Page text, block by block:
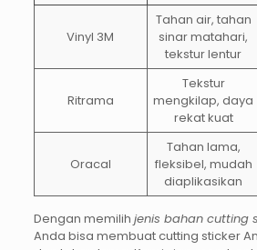
Vinyl 3M
Tahan air, tahan
sinar matahari,
tekstur lentur
Ritrama
Tekstur
mengkilap, daya
rekat kuat
Oracal
Tahan lama,
fleksibel, mudah
diaplikasikan
Dengan memilih jenis bahan cutting
Anda bisa membuat cutting sticker